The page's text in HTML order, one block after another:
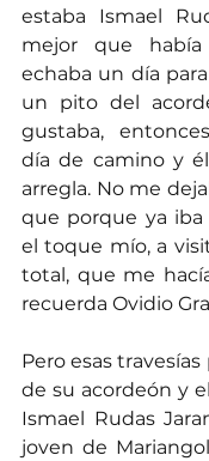
estaba Ismael
mejor que
echaba un día
un pito del
gustaba,
día de camino y
arregla. No me
que porque ya
el toque mío, a
total, que me
recuerda Ovidio
Pero esas
de su acordeón y
Ismael Rudas
joven de